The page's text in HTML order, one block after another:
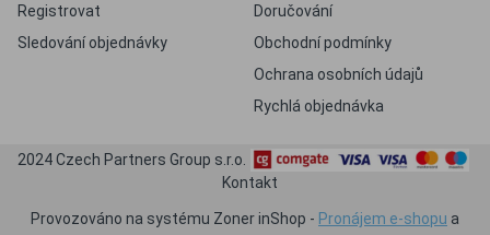
Registrovat
Sledování objednávky
Doručování
Obchodní podmínky
Ochrana osobních údajů
Rychlá objednávka
2024 Czech Partners Group s.r.o.
Kontakt
Provozováno na systému Zoner inShop - Pronájem e-shopu a